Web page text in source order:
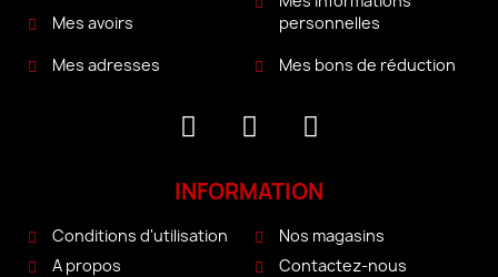
Mes avoirs
Mes adresses
personnelles
Mes bons de réduction
INFORMATION
Conditions d'utilisation
A propos
Nos magasins
Contactez-nous